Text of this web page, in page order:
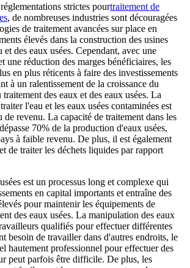
strictes pourtraitement de
, de nombreuses industries sont découragées
de traitement avancées sur place en
élevés dans la construction des usines
et des eaux usées. Cependant, avec une
une réduction des marges bénéficiaires, les
en plus réticents à faire des investissements
à un ralentissement de la croissance du
des eaux et des eaux usées. La
l'eau et les eaux usées contaminées est
de revenu. La capacité de traitement dans les
70% de la production d'eaux usées,
à faible revenu. De plus, il est également
de traiter les déchets liquides par rapport
est un processus long et complexe qui
en capital importants et entraîne des
pour maintenir les équipements de
des eaux usées. La manipulation des eaux
qualifiés pour effectuer différentes
besoin de travailler dans d'autres endroits, le
hautement professionnel pour effectuer des
peut parfois être difficile. De plus, les